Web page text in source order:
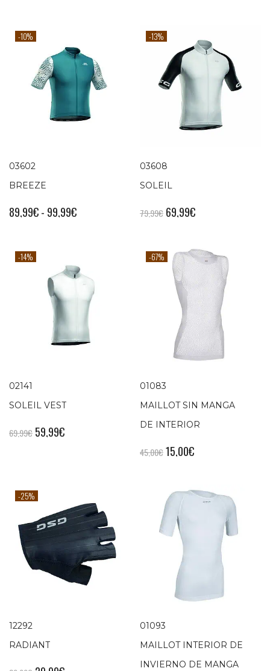
-10%
03602
BREEZE
89,99€- 99,99€
-13%
03608
SOLEIL
79,99€ 69,99€
-14%
02141
SOLEIL VEST
69,99€ 59,99€
-67%
01083
MAILLOT SIN MANGA
DE INTERIOR
45,00€ 15,00€
-25%
12292
RADIANT
01093
MAILLOT INTERIOR DE
INVIERNO DE MANGA